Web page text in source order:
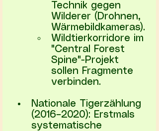
Technik gegen
Wilderer (Drohnen,
Wärmebildkameras).
Wildtierkorridore im
"Central Forest
Spine"-Projekt
sollen Fragmente
verbinden.
Nationale Tigerzählung
(2016–2020): Erstmals
systematische